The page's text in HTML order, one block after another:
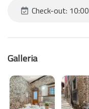
Check-out: 10:00
Galleria